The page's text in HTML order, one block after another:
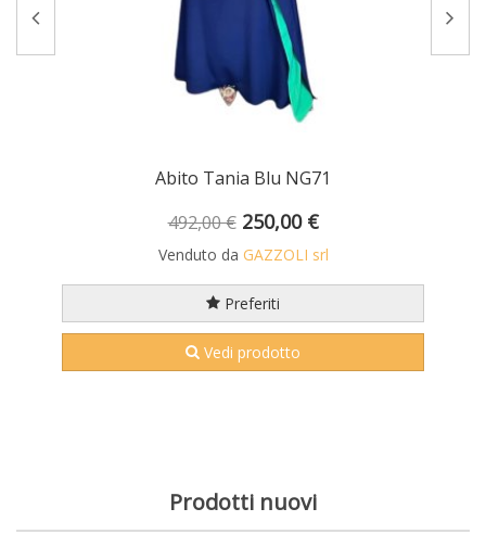
Abito Tania Blu NG71
492,00 € 250,00 €
Venduto da GAZZOLI srl
Preferiti
Vedi prodotto
Prodotti nuovi